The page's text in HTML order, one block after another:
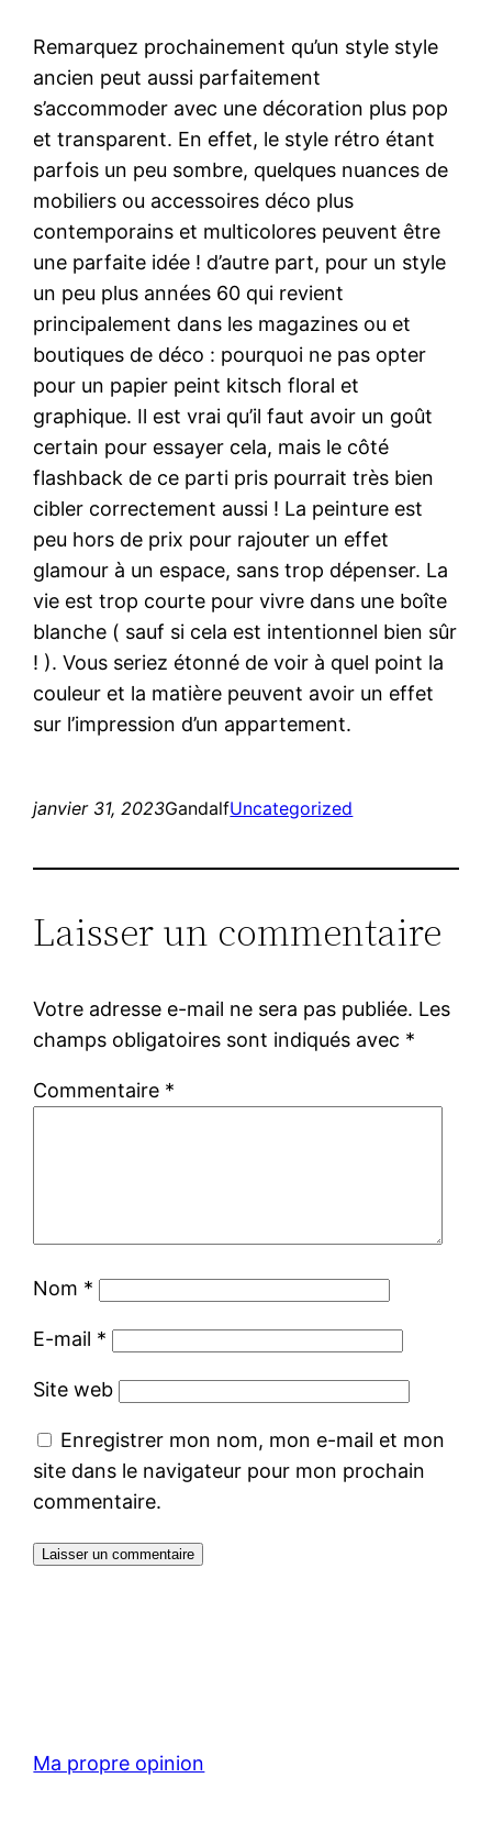
Remarquez prochainement qu’un style style
ancien peut aussi parfaitement
s’accommoder avec une décoration plus pop
et transparent. En effet, le style rétro étant
parfois un peu sombre, quelques nuances de
mobiliers ou accessoires déco plus
contemporains et multicolores peuvent être
une parfaite idée ! d’autre part, pour un style
un peu plus années 60 qui revient
principalement dans les magazines ou et
boutiques de déco : pourquoi ne pas opter
pour un papier peint kitsch floral et
graphique. Il est vrai qu’il faut avoir un goût
certain pour essayer cela, mais le côté
flashback de ce parti pris pourrait très bien
cibler correctement aussi ! La peinture est
peu hors de prix pour rajouter un effet
glamour à un espace, sans trop dépenser. La
vie est trop courte pour vivre dans une boîte
blanche ( sauf si cela est intentionnel bien sûr
! ). Vous seriez étonné de voir à quel point la
couleur et la matière peuvent avoir un effet
sur l’impression d’un appartement.
janvier 31, 2023GandalfUncategorized
Laisser un commentaire
Votre adresse e-mail ne sera pas publiée. Les
champs obligatoires sont indiqués avec *
Commentaire *
Nom *
E-mail *
Site web
Enregistrer mon nom, mon e-mail et mon
site dans le navigateur pour mon prochain
commentaire.
Ma propre opinion